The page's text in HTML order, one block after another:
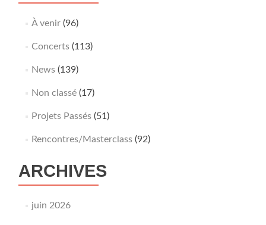
À venir(96)
Concerts(113)
News(139)
Non classé(17)
Projets Passés(51)
Rencontres/Masterclass(92)
ARCHIVES
juin 2026